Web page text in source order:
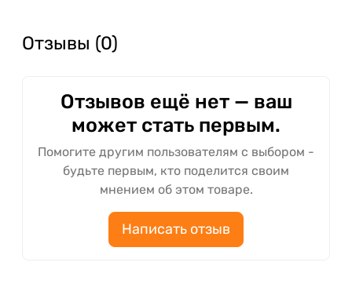
Отзывы (0)
Отзывов ещё нет — ваш
может стать первым.
Помогите другим пользователям с выбором -
будьте первым, кто поделится своим
мнением об этом товаре.
Написать отзыв